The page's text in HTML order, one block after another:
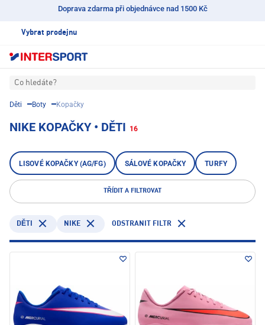
Doprava zdarma při objednávce nad 1500 Kč
Vybrat prodejnu
Co hledáte?
Děti Boty Kopačky
NIKE KOPAČKY • DĚTI 16
LISOVÉ KOPAČKY (AG/FG) SÁLOVÉ KOPAČKY TURFY
TŘÍDIT A FILTROVAT
DĚTI NIKE ODSTRANIT FILTR